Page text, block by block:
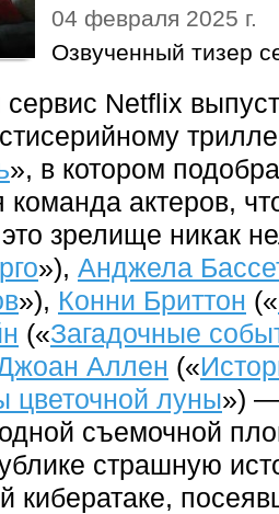
04 февраля 2025 г.
Озвученный тизер
Netflix
», в котором
актеров,
зрелище никак
»), Анджела
»), Конни Бриттон («
(«Загадочные
Аллен («
цветочной луны») —
съемочной
страшную
кибератаке,